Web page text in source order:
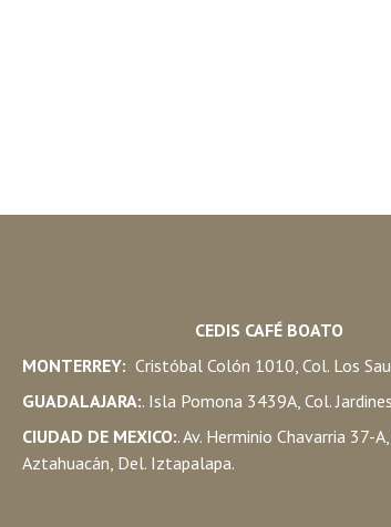
CEDIS CAFÉ BOATO
MONTERREY: Cristóbal Colón 1010, Col. Los
GUADALAJARA:. Isla Pomona 3439A, Col.
CIUDAD DE MEXICO:. Av. Herminio Chavarria 37-
Aztahuacán, Del. Iztapalapa.